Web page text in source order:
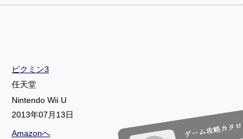
ピクミン3
任天堂
Nintendo Wii U
2013年07月13日
Amazonへ